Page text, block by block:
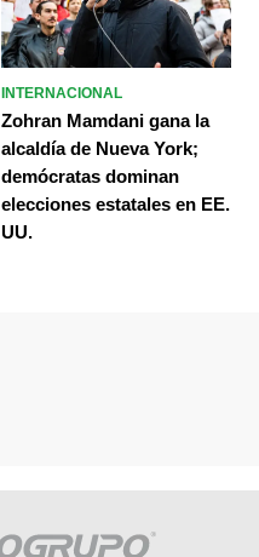
INTERNACIONAL
Zohran Mamdani gana la
alcaldía de Nueva York;
demócratas dominan
elecciones estatales en EE.
UU.